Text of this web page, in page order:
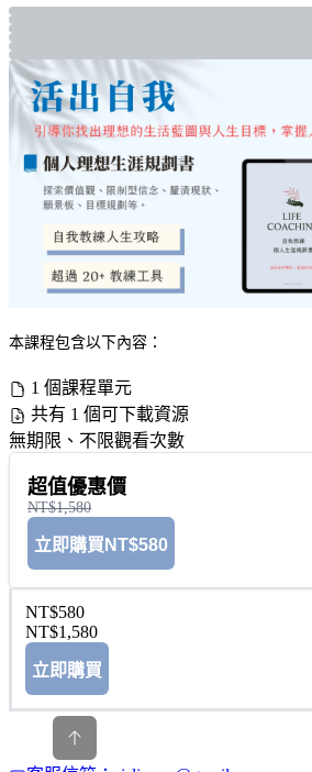
本課程包含以下內容：
1 個課程單元
共有 1 個可下載資源
無期限、不限觀看次數
超值優惠價
NT$1,580
立即購買 NT$580
NT$580
NT$1,580
立即購買